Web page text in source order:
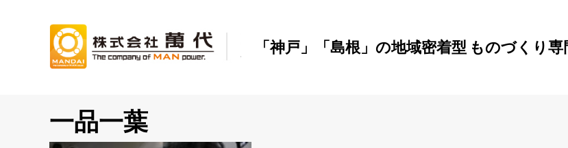
「神戸」「島根」の地域密着型 ものづくり
一品一葉